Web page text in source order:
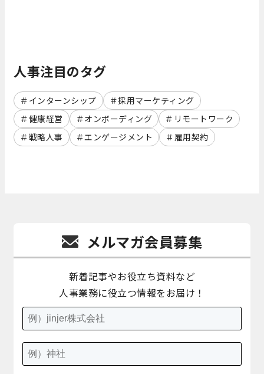
人事注目のタグ
インターンシップ
採用マーケティング
健康経営
オンボーディング
リモートワーク
戦略人事
エンゲージメント 雇用契約
メルマガ会員募集
新着記事やお役立ち資料など
人事業務に役立つ情報をお届け！